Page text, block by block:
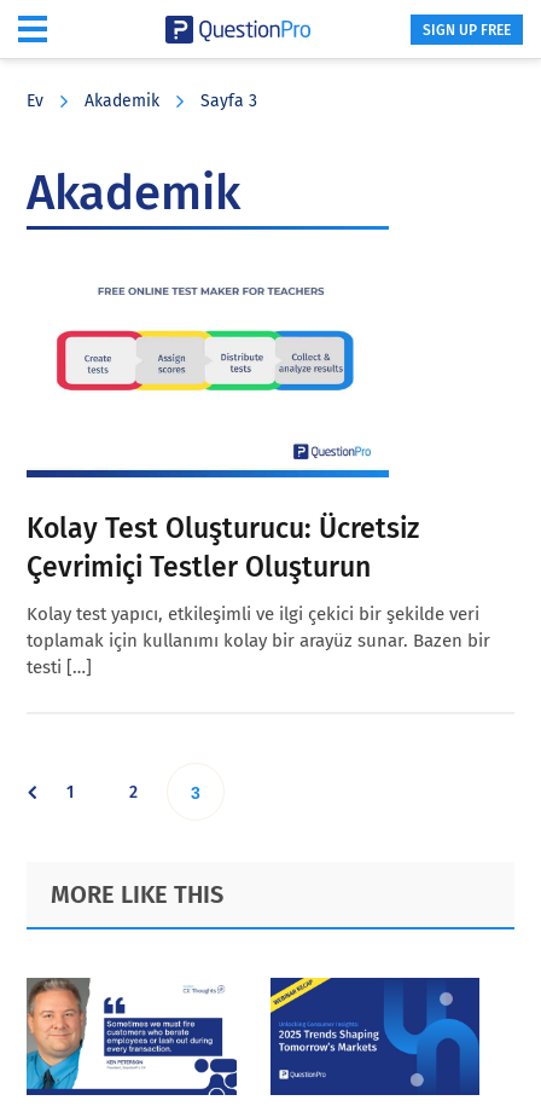
SIGN UP FREE
Ev Akademik Sayfa 3
Akademik
Kolay Test Oluşturucu: Ücretsiz
Çevrimiçi Testler Oluşturun
Kolay test yapıcı, etkileşimli ve ilgi çekici bir şekilde veri
toplamak için kullanımı kolay bir arayüz sunar. Bazen bir
testi […]
Go
page
1 Go
page
2 Go
page
3
Primary
Sidebar
Footer
MORE LIKE THIS